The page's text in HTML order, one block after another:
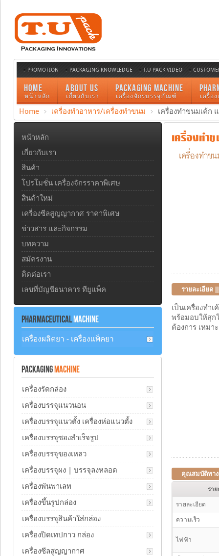
PROMOTION PACKAGING KNOWLEDGE T.U PACK VIDEO
HOME
หน้าหลัก
ABOUT US
เกี่ยวกับเรา
PACKAGING MACHINE
เครื่องจักรบรรจุภัณฑ์ เครื่อ
Home เครื่องทำอาหาร/เครื่องทำขนม เครื่องทำขนมเค้ก
เครื่องทำ
เครื่องทำขน
รายละเอียด
เป็นเครื่องทำ
พร้อมอบให้สุก
ต้องการ เหมา
คุณสมบัติทาง
รา
รายละเอียด
ความเร็ว
ไฟฟ้า
หน้าหลัก
เกี่ยวกับเรา
สินค้า
โปรโมชั่น เครื่องจักรราคาพิเศษ
สินค้าใหม่
เครื่องซีลสูญญากาศ ราคาพิเศษ
ข่าวสาร และกิจกรรม
บทความ
สมัครงาน
ติดต่อเรา
เลขที่บัญชีธนาคาร ทียูแพ็ค
PHARMACEUTICALMACHINE
เครื่องผลิตยา - เครื่องแพ็คยา
PACKAGING MACHINE
เครื่องรัดกล่อง
เครื่องบรรจุแนวนอน
เครื่องบรรจุแนวตั้ง เครื่องห่อแนวตั้ง
เครื่องบรรจุซองสำเร็จรูป
เครื่องบรรจุของเหลว
เครื่องบรรจุผง | บรรจุลงหลอด
เครื่องพันพาเลท
เครื่องขึ้นรูปกล่อง
เครื่องบรรจุสินค้าใส่กล่อง
เครื่องปิดเทปกาว กล่อง
เครื่องซีลสูญญากาศ